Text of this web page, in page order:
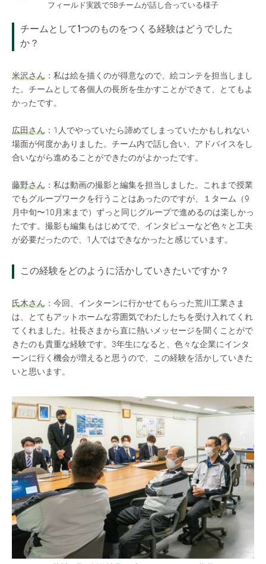
フィールド実践で5Bチームが話し合っている様子
チームとして1つのものをつくる経験はどうでした
か？
米沢さん ：私は絵を描くのが得意なので、絵コンテを担当しまし
た。チームとして各個人の長所を生かすことができて、とてもよ
かったです。
広田さん ：1人でやっていたら諦めてしまっていたかもしれない
場面が何度かありました。チーム内で話し合い、アドバイスをし
合いながら進めることができたのがよかったです。
藤野さん ：私は動画の撮影と編集を担当しました。これまで授業
でもグループワークを行うことはあったのですが、１ターム（9
月中旬〜10月末まで）ずっと同じグループで進めるのは楽しかっ
たです。撮影も編集もはじめてで、インタビューなど色々と工夫
が必要だったので、1人ではできなかったと感じています。
この経験をどのように活かしていきたいですか？
氏木さん ：今回、インターンに行かせてもらった荒川工業さま
は、とてもアットホームな雰囲気でわたしたちを受け入れてくれ
てくれました。社長さまから直に熱いメッセージを聞くことがで
きたのも貴重な経験です。3年生になると、色々な企業にインタ
ーンに行く機会が増えると思うので、この経験を活かしていきた
いと思います。